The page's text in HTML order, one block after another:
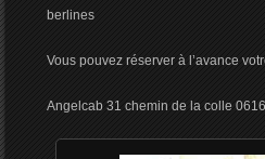
berlines
Vous pouvez réserver à l’avance
Angelcab 31 chemin de la colle